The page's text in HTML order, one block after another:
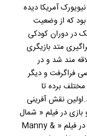
22 نوامبر سال 1984 در شهر نیویورک آمریکا دیده
که از وضعیت
در دوران کودکی
متد بازیگری
مند شد و در
فراگرفت و دیگر
برده تا
نقش آفرینی
جوهانسون در مقابل دوربین به سال 1994 و بازی در فیلم « شمال
» باز می گردد و پس از آن، نقش آفرینی جوهانسون در فیلم « Manny &